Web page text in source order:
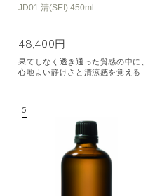
JD01 清(SEI) 450ml
48,400円
果てしなく透き通った質感の中に、
心地よい静けさと清涼感を覚える